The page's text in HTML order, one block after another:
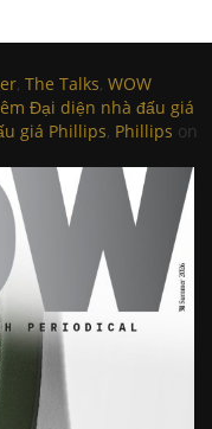
, The Talks, WOW
Đại diện nhà đấu giá
giá Phillips, Phillips on